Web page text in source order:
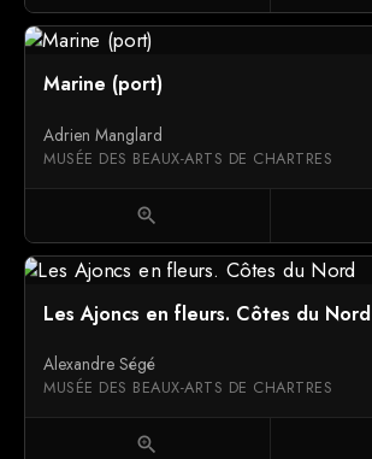
Marine (port)
Adrien Manglard
MUSÉE DES BEAUX-ARTS DE CHARTRES
zoom_in
Les Ajoncs en fleurs. Côtes du Nord
Alexandre Ségé
MUSÉE DES BEAUX-ARTS DE CHARTRES
zoom_in